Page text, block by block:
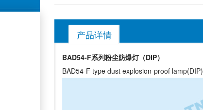
产品详情
BAD54-F系列粉尘防爆灯（DIP）
BAD54-F type dust explosion-proof lamp(DIP)